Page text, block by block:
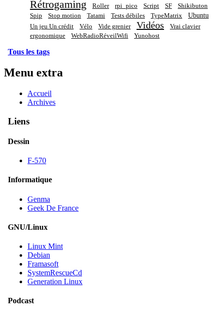
Rétrogaming Roller rpi_pico Script SF
Shikibuton
Spip
Stop motion Tatami Tests débiles TypeMatrix Ubuntu
Un jeu Un crédit Vélo Vide grenier Vidéos
Vrai clavier
ergonomique
WebRadioRéveilWifi Yunohost
Tous les tags
Menu extra
Accueil
Archives
Liens
Dessin
F-570
Informatique
Genma
Geek De France
GNU/Linux
Linux Mint
Debian
Framasoft
SystemRescueCd
Generation Linux
Podcast